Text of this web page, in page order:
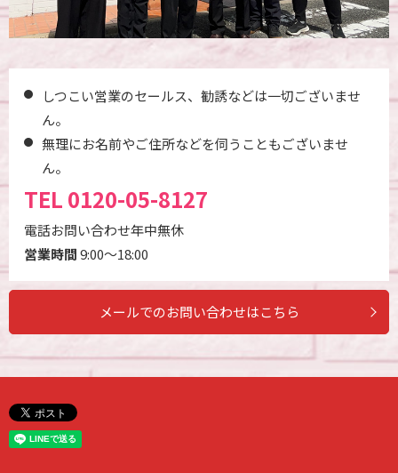
しつこい営業のセールス、勧誘などは一切ございませ
ん。
無理にお名前やご住所などを伺うこともございませ
ん。
TEL 0120-05-8127
電話お問い合わせ年中無休
営業時間9:00～18:00
メールでのお問い合わせはこちら